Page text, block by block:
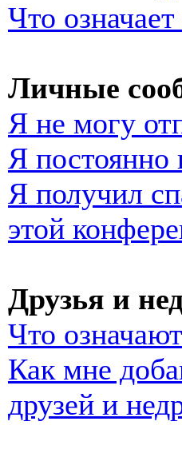
Что
Личные
Я не могу
Я
Я получил
этой
Друзья и
Что
Как мне
друзей и